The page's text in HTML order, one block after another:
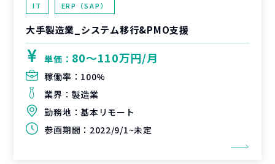
IT
ERP（SAP）
大手製造業_システム移行&PMO支援
単価： 80〜110万円/月
稼働率： 100%
業界： 製造業
勤務地：基本リモート
参画期間： 2022/9/1~未定